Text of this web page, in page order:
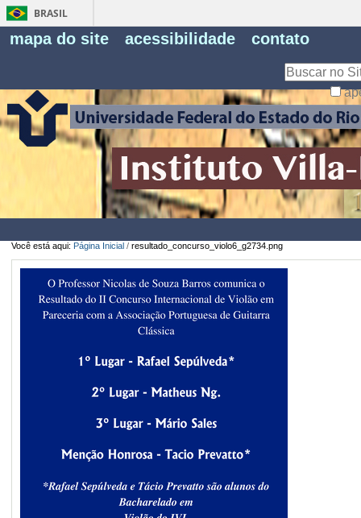
BRASIL
mapa do site acessibilidade contato
Você está aqui: Página Inicial / resultado_concurso_violo6_g2734.png